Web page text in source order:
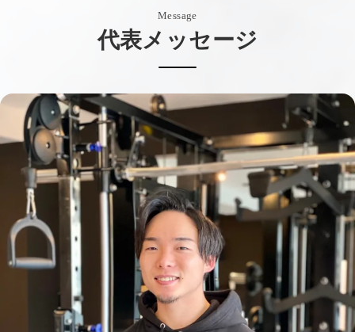
Message
代表メッセージ